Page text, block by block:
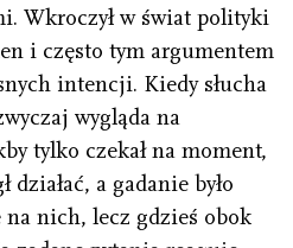
Wkroczył w świat polityki
i często tym argumentem
intencji. Kiedy słucha
wygląda na
tylko czekał na moment,
działać, a gadanie było
na nich, lecz gdzieś obok